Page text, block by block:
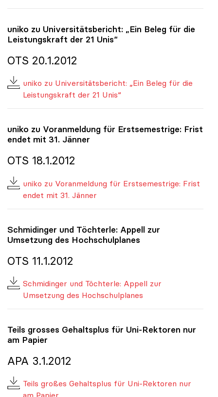
uniko zu Universitätsbericht: „Ein Beleg für die
Leistungskraft der 21 Unis“
OTS 20.1.2012
uniko zu Universitätsbericht: „Ein Beleg für die
Leistungskraft der 21 Unis“
uniko zu Voranmeldung für Erstsemestrige: Frist
endet mit 31. Jänner
OTS 18.1.2012
uniko zu Voranmeldung für Erstsemestrige: Frist
endet mit 31. Jänner
Schmidinger und Töchterle: Appell zur
Umsetzung des Hochschulplanes
OTS 11.1.2012
Schmidinger und Töchterle: Appell zur
Umsetzung des Hochschulplanes
Teils grosses Gehaltsplus für Uni-Rektoren nur
am Papier
APA 3.1.2012
Teils großes Gehaltsplus für Uni-Rektoren nur